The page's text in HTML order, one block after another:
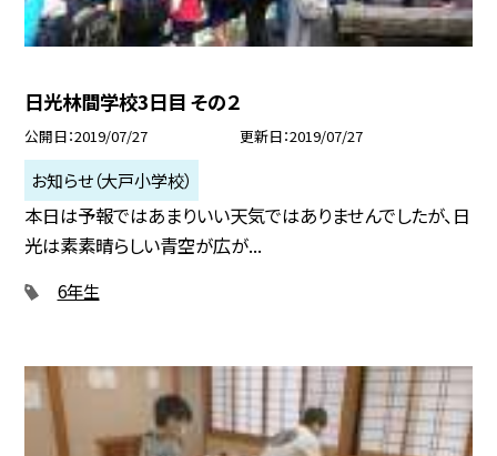
日光林間学校3日目 その２
公開日 2019/07/27 更新日 2019/07/27
お知らせ（大戸小学校）
本日は予報ではあまりいい天気ではありませんでしたが、日
光は素素晴らしい青空が広が...
6年生